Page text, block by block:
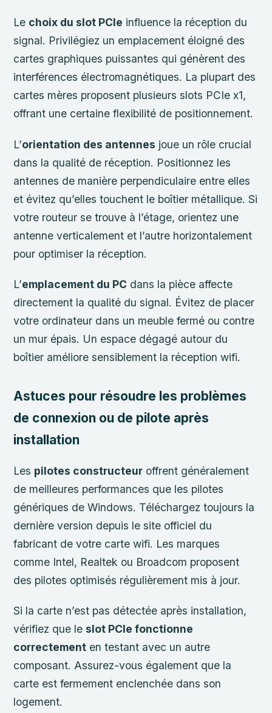
Le choix du slot PCIe influence la réception du
signal. Privilégiez un emplacement éloigné des
cartes graphiques puissantes qui génèrent des
interférences électromagnétiques. La plupart des
cartes mères proposent plusieurs slots PCIe x1,
offrant une certaine flexibilité de positionnement.
L’orientation des antennes joue un rôle crucial
dans la qualité de réception. Positionnez les
antennes de manière perpendiculaire entre elles
et évitez qu’elles touchent le boîtier métallique. Si
votre routeur se trouve à l’étage, orientez une
antenne verticalement et l’autre horizontalement
pour optimiser la réception.
L’emplacement du PC dans la pièce affecte
directement la qualité du signal. Évitez de placer
votre ordinateur dans un meuble fermé ou contre
un mur épais. Un espace dégagé autour du
boîtier améliore sensiblement la réception wifi.
Astuces pour résoudre les problèmes
de connexion ou de pilote après
installation
Les pilotes constructeur offrent généralement
de meilleures performances que les pilotes
génériques de Windows. Téléchargez toujours la
dernière version depuis le site officiel du
fabricant de votre carte wifi. Les marques
comme Intel, Realtek ou Broadcom proposent
des pilotes optimisés régulièrement mis à jour.
Si la carte n’est pas détectée après installation,
vérifiez que leslot PCIe fonctionne
correctement en testant avec un autre
composant. Assurez-vous également que la
carte est fermement enclenchée dans son
logement.